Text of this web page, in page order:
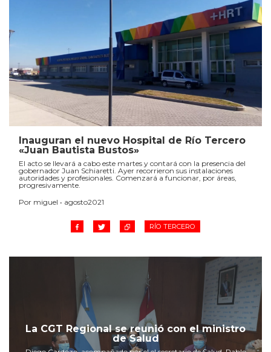
Inauguran el nuevo Hospital de Río Tercero
«Juan Bautista Bustos»
El acto se llevará a cabo este martes y contará con la presencia del
gobernador Juan Schiaretti. Ayer recorrieron sus instalaciones
autoridades y profesionales. Comenzará a funcionar, por áreas,
progresivamente.
Por miguel • agosto2021
RÍO TERCERO
La CGT Regional se reunió con el ministro
de Salud